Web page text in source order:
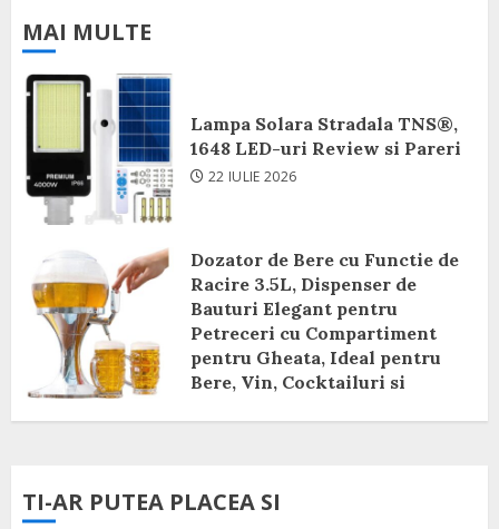
MAI MULTE
Lampa Solara Stradala TNS®,
1648 LED-uri Review si Pareri
22 IULIE 2026
Dozator de Bere cu Functie de
Racire 3.5L, Dispenser de
Bauturi Elegant pentru
Petreceri cu Compartiment
pentru Gheata, Ideal pentru
Bere, Vin, Cocktailuri si
TI-AR PUTEA PLACEA SI